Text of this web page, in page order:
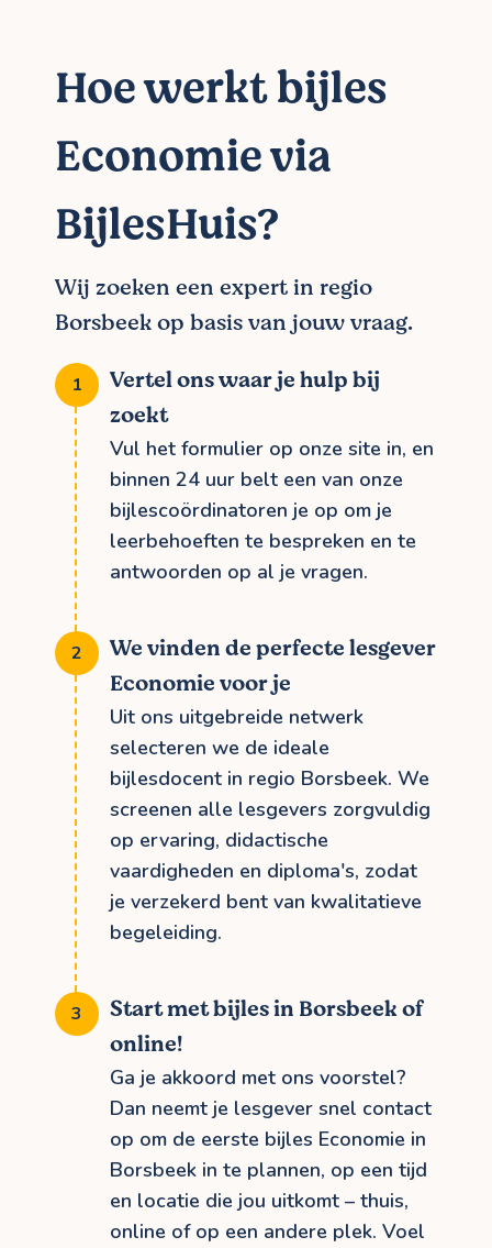
Hoe werkt bijles
Economie via
BijlesHuis?
Wij zoeken een expert in regio
Borsbeek op basis van jouw vraag.
Vertel ons waar je hulp bij
zoekt
Vul het formulier op onze site in, en
binnen 24 uur belt een van onze
bijlescoördinatoren je op om je
leerbehoeften te bespreken en te
antwoorden op al je vragen.
We vinden de perfecte lesgever
Economie voor je
Uit ons uitgebreide netwerk
selecteren we de ideale
bijlesdocent in regio Borsbeek. We
screenen alle lesgevers zorgvuldig
op ervaring, didactische
vaardigheden en diploma's, zodat
je verzekerd bent van kwalitatieve
begeleiding.
Start met bijles in Borsbeek of
online!
Ga je akkoord met ons voorstel?
Dan neemt je lesgever snel contact
op om de eerste bijles Economie in
Borsbeek in te plannen, op een tijd
en locatie die jou uitkomt – thuis,
online of op een andere plek. Voel